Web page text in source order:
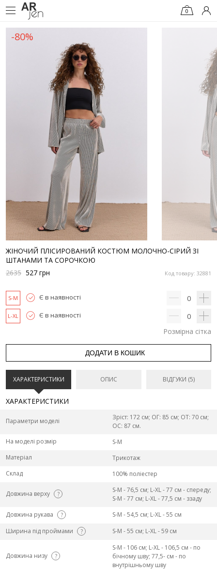
0
-80%
ЖІНОЧИЙ ПЛІСИРОВАНИЙ КОСТЮМ МОЛОЧНО-СІРИЙ ЗІ
ШТАНАМИ ТА СОРОЧКОЮ
Код товару: 32881
2635 527 грн
S-M Є в наявності 0
L-XL Є в наявності 0
Розмірна сітка
ДОДАТИ В КОШИК
ХАРАКТЕРИСТИКИ ОПИС ВІДГУКИ (5)
ХАРАКТЕРИСТИКИ
Параметри моделі
Зріст: 172 см; ОГ: 85 см; ОТ: 70 см;
ОС: 87 см.
На моделі розмір
S-M
Матеріал
Трикотаж
Склад
100% поліестер
Довжина верху ?
S-M - 76,5 см; L-ХL - 77 см - спереду;
S-M - 77 см; L-ХL - 77,5 см - ззаду
Довжина рукава
?
S-M - 54,5 см; L-ХL - 55 см
Ширина під проймами
? S-M - 55 см; L-ХL - 59 см
Довжина низу ?
S-M - 106 см; L-ХL - 106,5 см - по
бічному шву; 77,5- см - по
внутрішньому шву